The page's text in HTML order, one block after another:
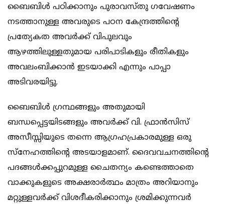
ബൈബിൾ പഠിക്കാനും പുരാവസ്തു ഗവേഷണം
നടത്താനുള്ള അവരുടെ പഠന കേന്ദ്രത്തിന്റെ
പ്രത്യേകത അവർക്ക് വിപുലവും
ആഴത്തിലുള്ളതുമായ പരിപാടികളും രീതികളും
അവലംബിക്കാൻ ഇടയാക്കി എന്നും പാപ്പാ
അടിവരയിട്ടു.
ബൈബിൾ ഗ്രന്ഥങ്ങളും അതുമായി
ബന്ധപ്പെട്ടയിടങ്ങളും അവർക്ക് വി. ഫ്രാൻസിസ്
അസീസ്സിയുടെ തന്നെ ആഗ്രഹപ്രകാരമുള്ള ഒരു
സ്നേഹത്തിന്റെ അടയാളമാണ്. ദൈവവചനത്തിന്റെ
പദങ്ങൾക്കപ്പുറമുള്ള ചൈതന്യം കണ്ടെത്താതെ
വാക്കുകളുടെ അക്ഷരാർത്ഥം മാത്രം അറിയാനും
മറ്റുള്ളവർക്ക് വിശദീകരിക്കാനും ശ്രമിക്കുന്നവർ